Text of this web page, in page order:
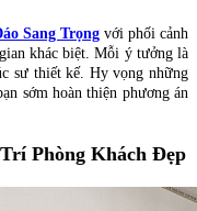
Sang Trọngvới phối cảnh
khác biệt. Mỗi ý tưởng là
sư thiết kế. Hy vọng những
sớm hoàn thiện phương án
Phòng Khách Đẹp